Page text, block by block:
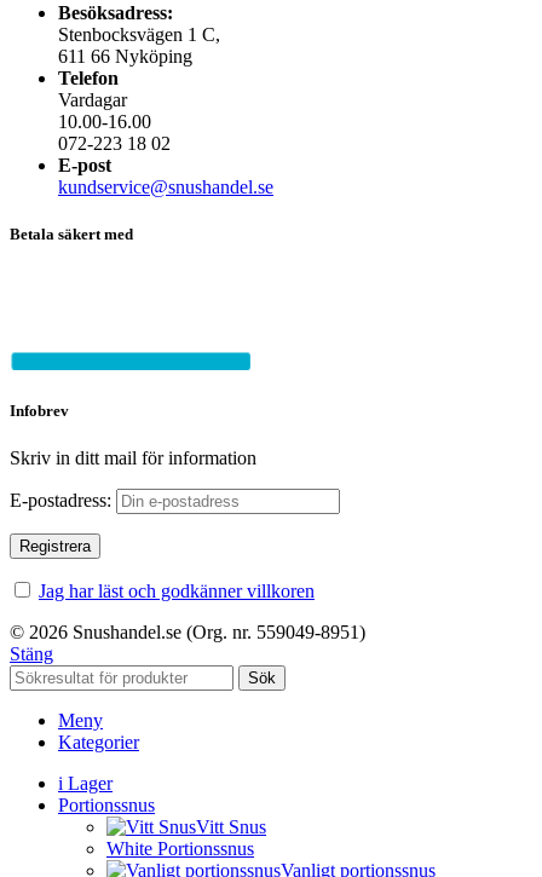
Besöksadress:
Stenbocksvägen 1 C,
611 66 Nyköping
Telefon
Vardagar
10.00-16.00
072-223 18 02
E-post
kundservice@snushandel.se
Betala säkert med
Infobrev
Skriv in ditt mail för information
E-postadress:
Jag har läst och godkänner villkoren
© 2026 Snushandel.se (Org. nr. 559049-8951)
Stäng
Sök
Meny
Kategorier
i Lager
Portionssnus
Vitt Snus
White Portionssnus
Vanligt portionssnus